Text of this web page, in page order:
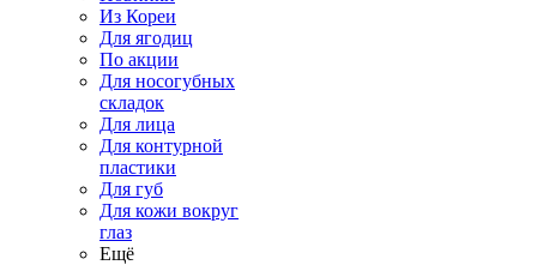
Из Кореи
Для ягодиц
По акции
Для носогубных
складок
Для лица
Для контурной
пластики
Для губ
Для кожи вокруг
глаз
Ещё